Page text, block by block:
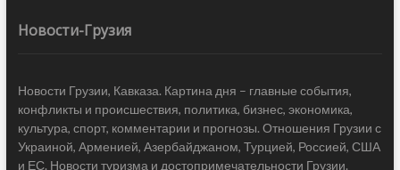
Новости-Грузия
Новости Грузии, Кавказа. Картина дня – главные события,
конфликты и происшествия, политика, бизнес, экономика,
культура, спорт, комментарии и прогнозы. Отношения Грузии с
Украиной, Арменией, Азербайджаном, Турцией, Россией, США
и ЕС. Новости туризма и достопримечательности Грузии.